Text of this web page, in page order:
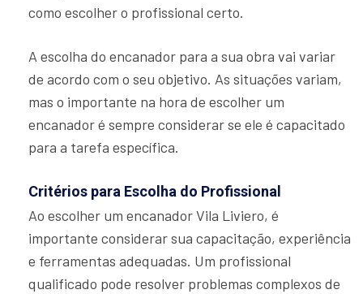
como escolher o profissional certo.
A escolha do encanador para a sua obra vai variar
de acordo com o seu objetivo. As situações variam,
mas o importante na hora de escolher um
encanador é sempre considerar se ele é capacitado
para a tarefa específica.
Critérios para Escolha do Profissional
Ao escolher um encanador Vila Liviero, é
importante considerar sua capacitação, experiência
e ferramentas adequadas. Um profissional
qualificado pode resolver problemas complexos de